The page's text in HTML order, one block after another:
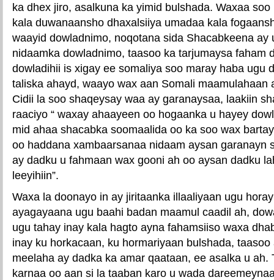
ka dhex jiro, asalkuna ka yimid bulshada. Waxaa
kala duwanaansho dhaxalsiiya umadaa kala
waayid dowladnimo, noqotana sida Shacabkeena ay
nidaamka dowladnimo, taasoo ka tarjumaysa faham
dowladihii is xigay ee somaliya soo maray haba ugu
taliska ahayd, waayo wax aan Somali maamulahaan
Cidii la soo shaqeysay waa ay garanaysaa, laakiin
raaciyo “ waxay ahaayeen oo hogaanka u hayey
mid ahaa shacabka soomaalida oo ka soo wax
oo haddana xambaarsanaa nidaam aysan garanayn
ay dadku u fahmaan wax gooni ah oo aysan dadku
leeyihiin”.
Waxa la doonayo in ay jiritaanka illaaliyaan ugu
ayagayaana ugu baahi badan maamul caadil ah,
ugu tahay inay kala hagto ayna fahamsiiso waxa
inay ku horkacaan, ku hormariyaan bulshada,
meelaha ay dadka ka amar qaataan, ee asalka u ah.
karnaa oo aan si la taaban karo u wada